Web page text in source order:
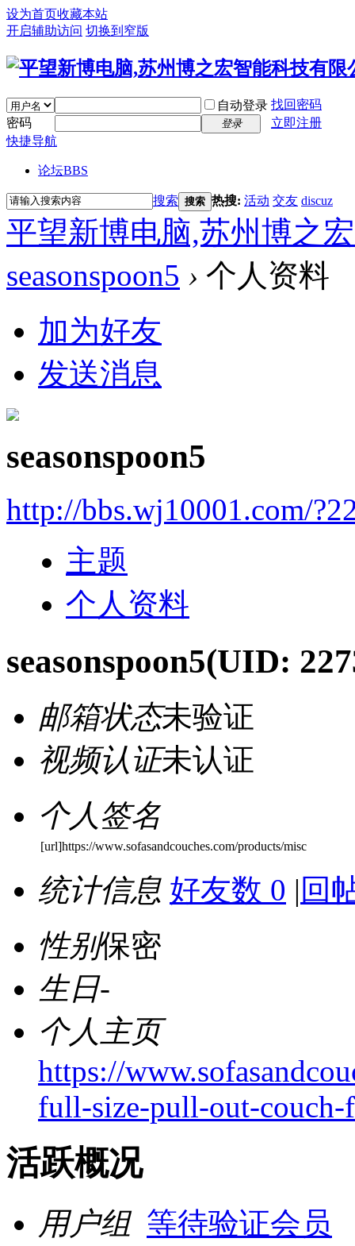
设为首页收藏本站
开启辅助访问 切换到窄版
自动登录 找回密码
密码
登录
立即注册
快捷导航
论坛BBS
搜索 搜索 热搜: 活动 交友 discuz
平望新博电脑,苏州博之
seasonspoon5 › 个人资料
加为好友
发送消息
seasonspoon5
http://bbs.wj10001.com/
主题
个人资料
seasonspoon5(UID:
邮箱状态未验证
视频认证未认证
个人签名
[url]https://www.sofasandcouches.com/products/misc
统计信息 好友数 0 | 回
性别保密
生日-
个人主页
https://
full-size-pull-out-couch-
活跃概况
用户组 等待验证会员